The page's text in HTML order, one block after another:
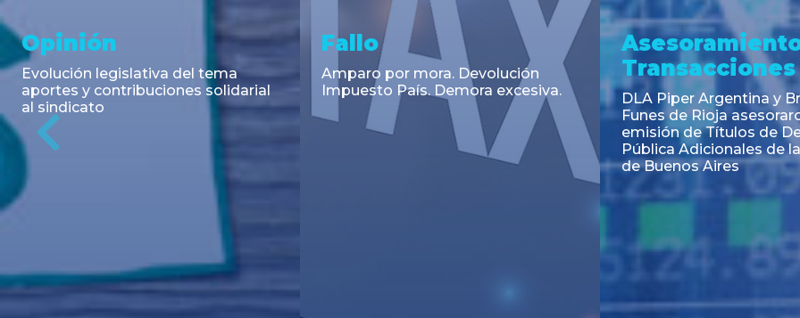
Asesoramiento y
Transacciones
Co-Emisión de Obligaciones
Negociables por US$400.000.000
de Petroquímica Comodoro
Rivadavia S.A. y Luz de Tres Picos
Noticia
Cambios en el Código Alimentario
Argentino: simplifican trámites
para la importación de aditivos,
coadyuvantes e ingredientes
alimentarios y unifican autoridad
Noticia
CNV: Criterio
colocaciones primarias
Previous